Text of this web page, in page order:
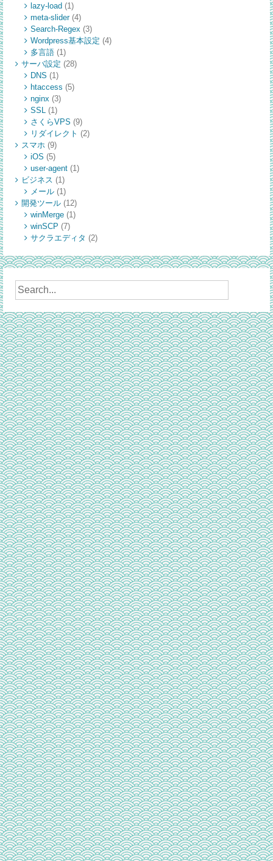
lazy-load (1)
meta-slider(4)
Search-Regex (3)
Wordpress基本設定 (4)
多言語(1)
サーバ設定 (28)
DNS (1)
htaccess (5)
nginx (3)
SSL(1)
さくらVPS (9)
リダイレクト (2)
スマホ (9)
iOS (5)
user-agent(1)
ビジネス (1)
メール(1)
開発ツール(12)
winMerge(1)
winSCP (7)
サクラエディタ (2)